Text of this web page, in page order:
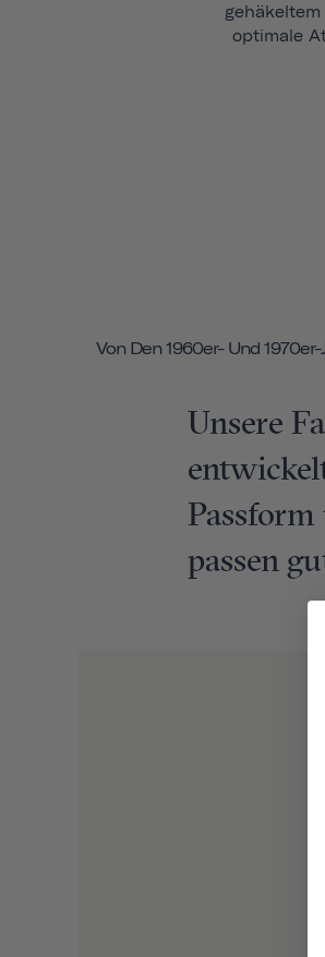
optimale
Von Den 1960er- Und
Unsere
passen